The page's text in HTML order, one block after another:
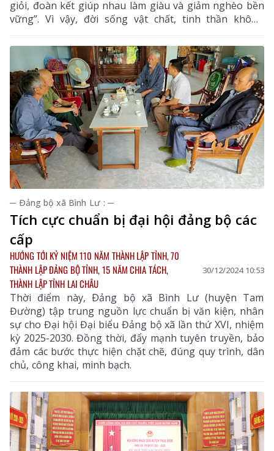
giỏi, đoàn kết giúp nhau làm giàu và giảm nghèo bền
vững”. Vì vậy, đời sống vật chất, tinh thần không
ngừng được cải thiện, góp phần xây dựng quê hương
Than Uyên ngày càng giàu, mạnh.
─ Ðảng bộ xã Bình Lư : ─
Tích cực chuẩn bị đại hội đảng bộ các
cấp
HƯỚNG TỚI KỶ NIỆM 110 NĂM THÀNH LẬP TỈNH, 70
THÀNH LẬP ĐẢNG BỘ TỈNH, 15 NĂM CHIA TÁCH,
THÀNH LẬP TỈNH LAI CHÂU
30/12/2024 10:53
Thời điểm này, Ðảng bộ xã Bình Lư (huyện Tam
Đường) tập trung nguồn lực chuẩn bị văn kiện, nhân
sự cho Đại hội Đại biểu Đảng bộ xã lần thứ XVI, nhiệm
kỳ 2025-2030. Đồng thời, đẩy mạnh tuyên truyền, bảo
đảm các bước thực hiện chặt chẽ, đúng quy trình, dân
chủ, công khai, minh bạch.